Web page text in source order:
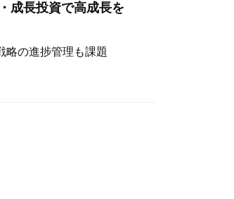
成長投資で高成長を
略の進捗管理も課題